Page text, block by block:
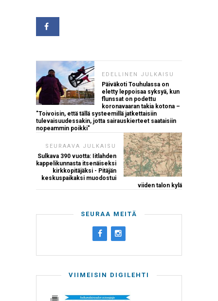
EDELLINEN JULKAISU
Päiväkoti Touhulassa on
eletty leppoisaa syksyä, kun
flunssat on podettu
koronavaaran takia kotona –
"Toivoisin, että tällä systeemillä jatkettaisiin
tulevaisuudessakin, jotta sairauskierteet saataisiin
nopeammin poikki"
SEURAAVA JULKAISU
Sulkava 390 vuotta: Iitlahden
kappelikunnasta itsenäiseksi
kirkkopitäjäksi - Pitäjän
keskuspaikaksi muodostui
viiden talon kylä
SEURAA MEITÄ
VIIMEISIN DIGILEHTI